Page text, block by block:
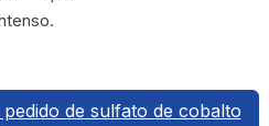
de sulfato de cobalto